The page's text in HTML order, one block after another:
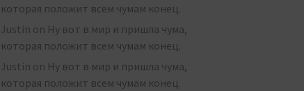
которая положит всем чумам конец.
Justin on Ну вот в мир и пришла чума,
которая положит всем чумам конец.
Justin on Ну вот в мир и пришла чума,
которая положит всем чумам конец.